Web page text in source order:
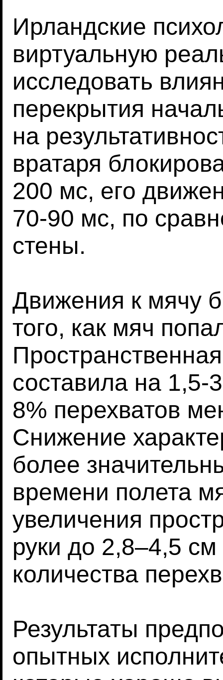
Ирландские
виртуальную
исследовать
перекрытия
на
вратаря
200 мс, его
70-90 мс, по
стены.
Движения к мячу
того, как мяч
составила на
8% перехватов
Снижение
более
времени полета
увеличения
руки до 2,8–4,5
количества
Результаты
опытных